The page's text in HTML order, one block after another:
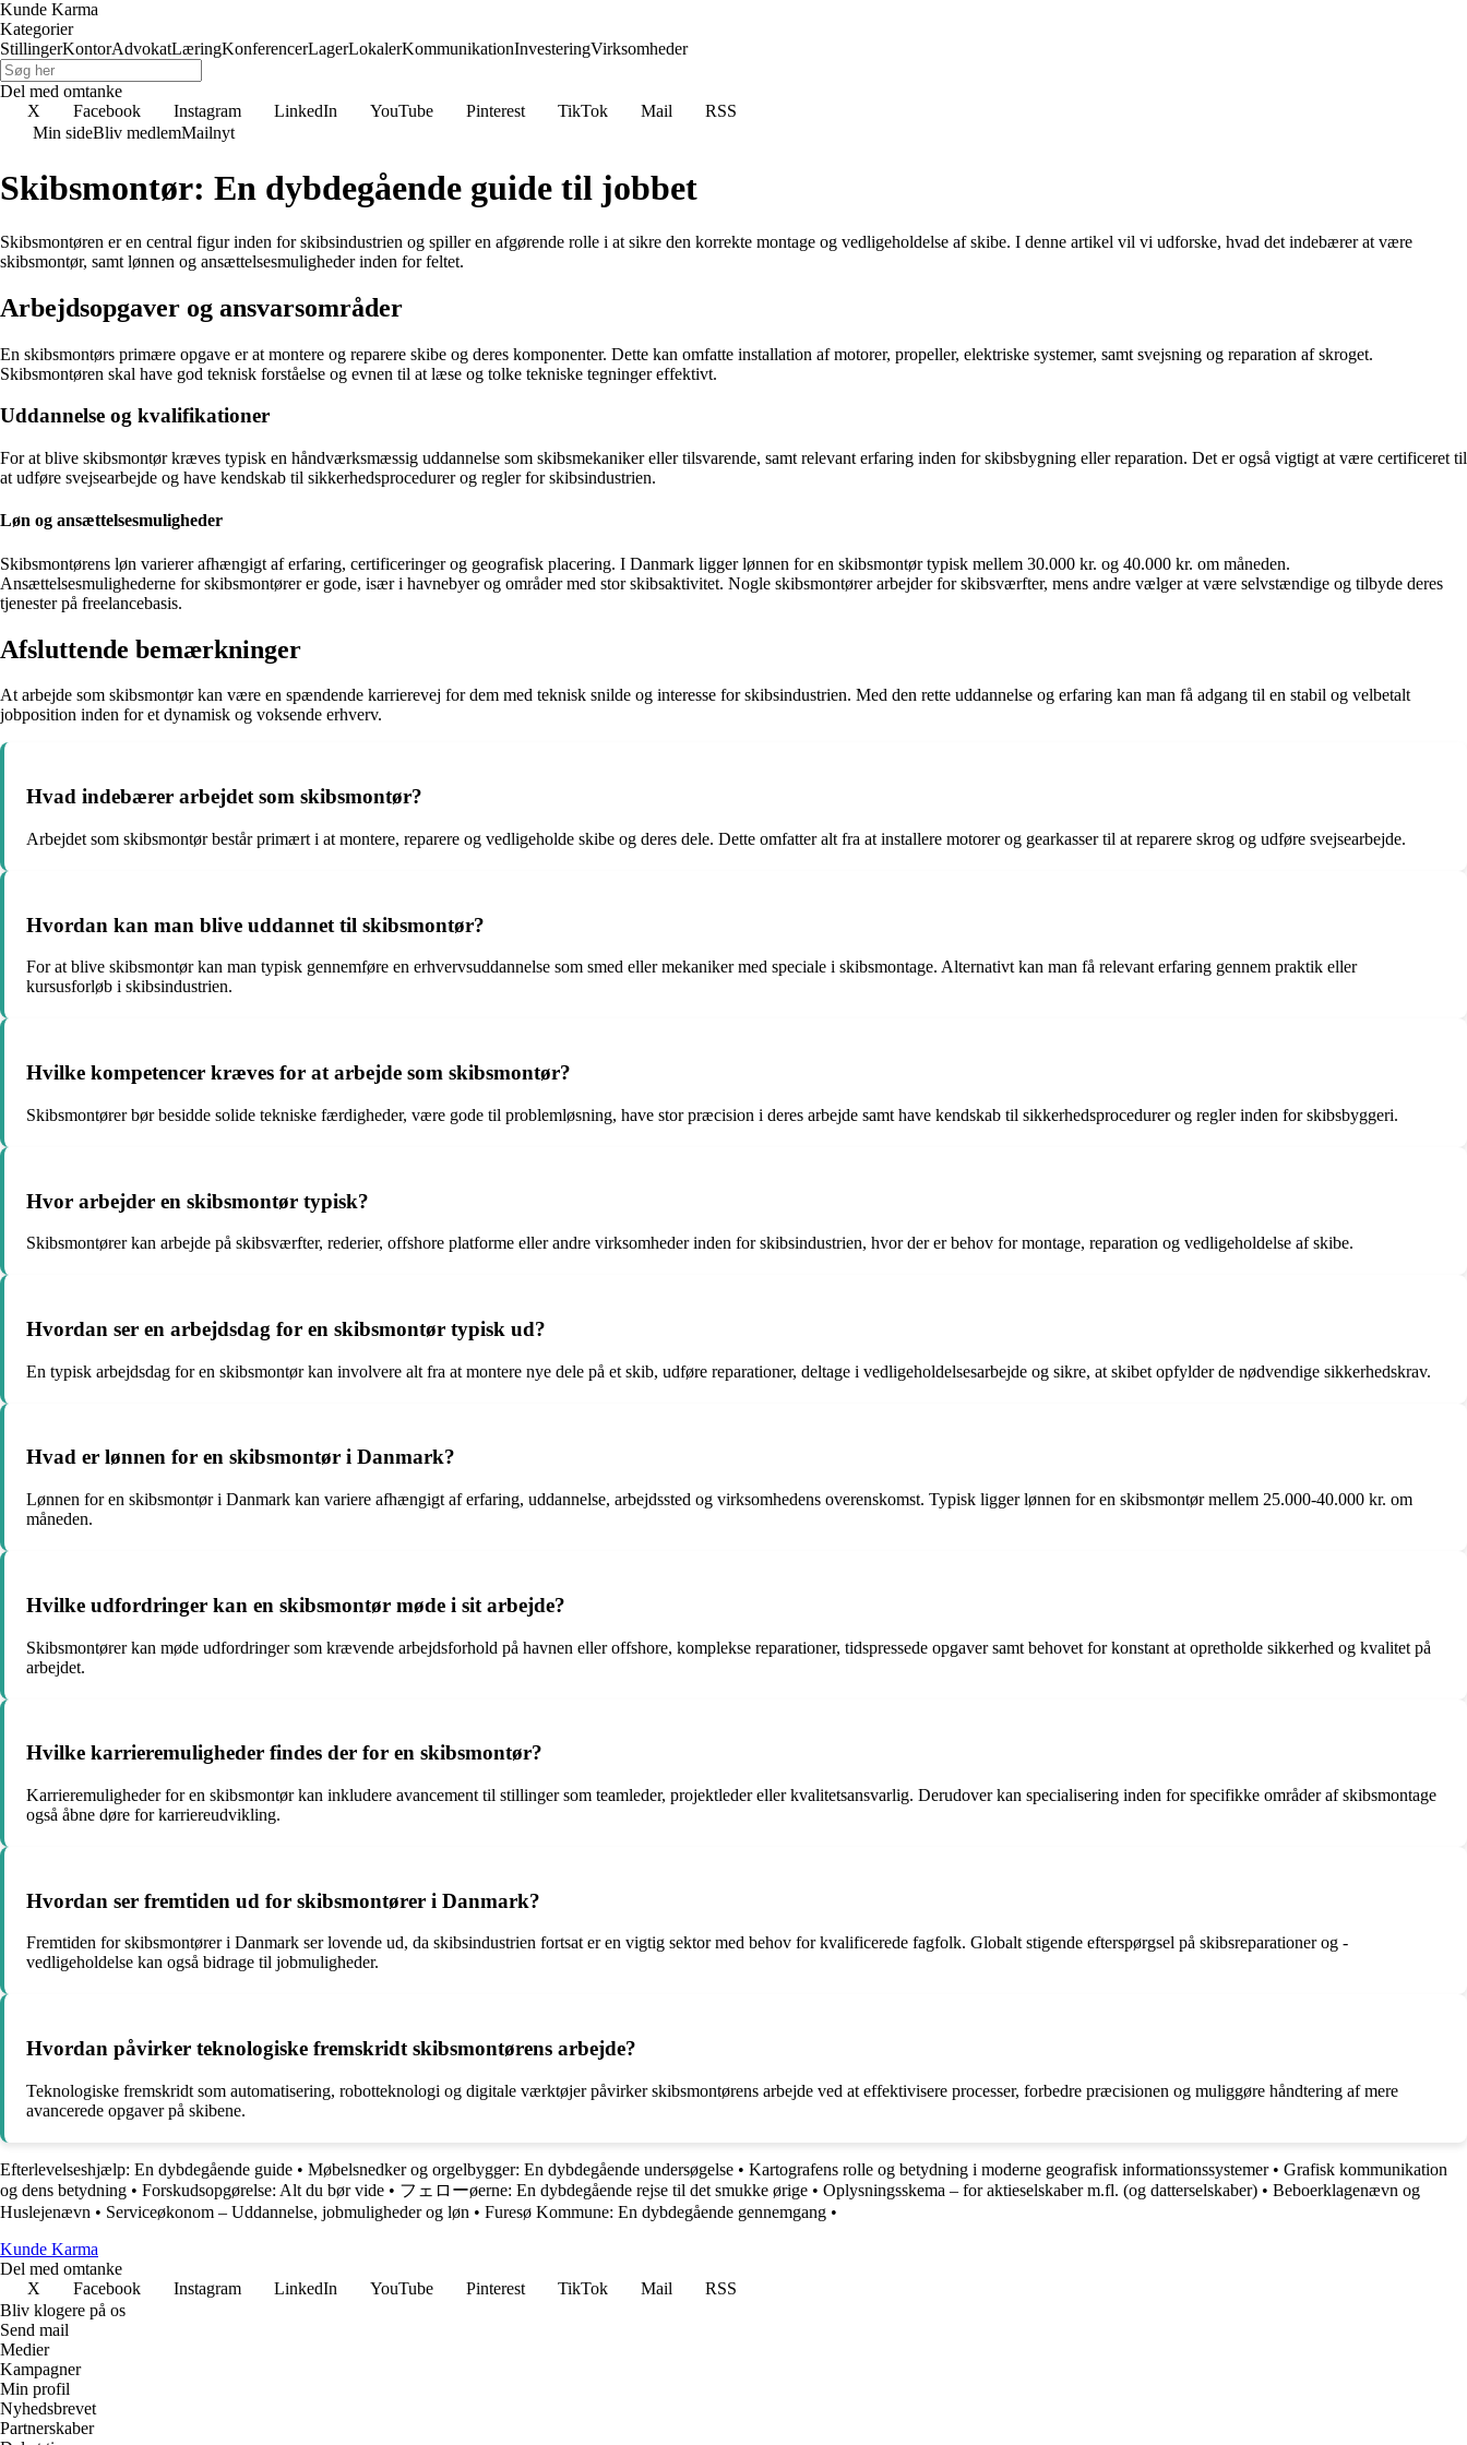
Kunde Karma
Kategorier
StillingerKontorAdvokatLæringKonferencerLagerLokalerKommunikationInvesteringVirksomheder
Del med omtanke
X
Facebook Instagram LinkedIn YouTube Pinterest TikTok Mail
RSS
Min sideBliv medlemMailnyt
Skibsmontør: En dybdegående guide til jobbet
Skibsmontøren er en central figur inden for skibsindustrien og spiller en afgørende rolle i at sikre den korrekte montage og vedligeholdelse af skibe. I denne artikel vil vi udforske, hvad det indebærer at være
skibsmontør, samt lønnen og ansættelsesmuligheder inden for feltet.
Arbejdsopgaver og ansvarsområder
En skibsmontørs primære opgave er at montere og reparere skibe og deres komponenter. Dette kan omfatte installation af motorer, propeller, elektriske systemer, samt svejsning og reparation af skroget.
Skibsmontøren skal have god teknisk forståelse og evnen til at læse og tolke tekniske tegninger effektivt.
Uddannelse og kvalifikationer
For at blive skibsmontør kræves typisk en håndværksmæssig uddannelse som skibsmekaniker eller tilsvarende, samt relevant erfaring inden for skibsbygning eller reparation. Det er også vigtigt at være certificeret til
at udføre svejsearbejde og have kendskab til sikkerhedsprocedurer og regler for skibsindustrien.
Løn og ansættelsesmuligheder
Skibsmontørens løn varierer afhængigt af erfaring, certificeringer og geografisk placering. I Danmark ligger lønnen for en skibsmontør typisk mellem 30.000 kr. og 40.000 kr. om måneden.
Ansættelsesmulighederne for skibsmontører er gode, især i havnebyer og områder med stor skibsaktivitet. Nogle skibsmontører arbejder for skibsværfter, mens andre vælger at være selvstændige og tilbyde deres
tjenester på freelancebasis.
Afsluttende bemærkninger
At arbejde som skibsmontør kan være en spændende karrierevej for dem med teknisk snilde og interesse for skibsindustrien. Med den rette uddannelse og erfaring kan man få adgang til en stabil og velbetalt
jobposition inden for et dynamisk og voksende erhverv.
Hvad indebærer arbejdet som skibsmontør?
Arbejdet som skibsmontør består primært i at montere, reparere og vedligeholde skibe og deres dele. Dette omfatter alt fra at installere motorer og gearkasser til at reparere skrog og udføre svejsearbejde.
Hvordan kan man blive uddannet til skibsmontør?
For at blive skibsmontør kan man typisk gennemføre en erhvervsuddannelse som smed eller mekaniker med speciale i skibsmontage. Alternativt kan man få relevant erfaring gennem praktik eller
kursusforløb i skibsindustrien.
Hvilke kompetencer kræves for at arbejde som skibsmontør?
Skibsmontører bør besidde solide tekniske færdigheder, være gode til problemløsning, have stor præcision i deres arbejde samt have kendskab til sikkerhedsprocedurer og regler inden for skibsbyggeri.
Hvor arbejder en skibsmontør typisk?
Skibsmontører kan arbejde på skibsværfter, rederier, offshore platforme eller andre virksomheder inden for skibsindustrien, hvor der er behov for montage, reparation og vedligeholdelse af skibe.
Hvordan ser en arbejdsdag for en skibsmontør typisk ud?
En typisk arbejdsdag for en skibsmontør kan involvere alt fra at montere nye dele på et skib, udføre reparationer, deltage i vedligeholdelsesarbejde og sikre, at skibet opfylder de nødvendige sikkerhedskrav.
Hvad er lønnen for en skibsmontør i Danmark?
Lønnen for en skibsmontør i Danmark kan variere afhængigt af erfaring, uddannelse, arbejdssted og virksomhedens overenskomst. Typisk ligger lønnen for en skibsmontør mellem 25.000-40.000 kr. om
måneden.
Hvilke udfordringer kan en skibsmontør møde i sit arbejde?
Skibsmontører kan møde udfordringer som krævende arbejdsforhold på havnen eller offshore, komplekse reparationer, tidspressede opgaver samt behovet for konstant at opretholde sikkerhed og kvalitet på
arbejdet.
Hvilke karrieremuligheder findes der for en skibsmontør?
Karrieremuligheder for en skibsmontør kan inkludere avancement til stillinger som teamleder, projektleder eller kvalitetsansvarlig. Derudover kan specialisering inden for specifikke områder af skibsmontage
også åbne døre for karriereudvikling.
Hvordan ser fremtiden ud for skibsmontører i Danmark?
Fremtiden for skibsmontører i Danmark ser lovende ud, da skibsindustrien fortsat er en vigtig sektor med behov for kvalificerede fagfolk. Globalt stigende efterspørgsel på skibsreparationer og -
vedligeholdelse kan også bidrage til jobmuligheder.
Hvordan påvirker teknologiske fremskridt skibsmontørens arbejde?
Teknologiske fremskridt som automatisering, robotteknologi og digitale værktøjer påvirker skibsmontørens arbejde ved at effektivisere processer, forbedre præcisionen og muliggøre håndtering af mere
avancerede opgaver på skibene.
Efterlevelseshjælp: En dybdegående guide • Møbelsnedker og orgelbygger: En dybdegående undersøgelse • Kartografens rolle og betydning i moderne geografisk informationssystemer• Grafisk kommunikation
og dens betydning • Forskudsopgørelse: Alt du bør vide • フェローøerne: En dybdegående rejse til det smukke ørige • Oplysningsskema – for aktieselskaber m.fl. (og datterselskaber) • Beboerklagenævn og
Huslejenævn • Serviceøkonom – Uddannelse, jobmuligheder og løn • Furesø Kommune: En dybdegående gennemgang •
Kunde Karma
Del med omtanke
X
Facebook Instagram LinkedIn YouTube Pinterest TikTok Mail
RSS
Bliv klogere på os
Send mail
Medier
Kampagner
Min profil
Nyhedsbrevet
Partnerskaber